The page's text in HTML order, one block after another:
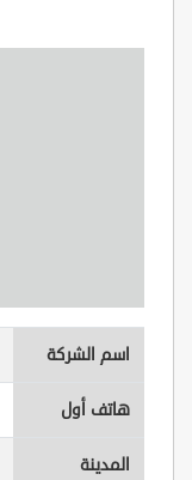
اسم الشركة
هاتف أول
المدينة